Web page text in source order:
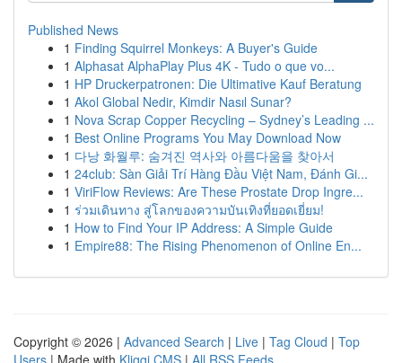
Published News
1 Finding Squirrel Monkeys: A Buyer's Guide
1 Alphasat AlphaPlay Plus 4K - Tudo o que vo...
1 HP Druckerpatronen: Die Ultimative Kauf Beratung
1 Akol Global Nedir, Kimdir Nasıl Sunar?
1 Nova Scrap Copper Recycling – Sydney’s Leading ...
1 Best Online Programs You May Download Now
1 다낭 화월루: 숨겨진 역사와 아름다움을 찾아서
1 24club: Sàn Giải Trí Hàng Đầu Việt Nam, Đánh Gi...
1 ViriFlow Reviews: Are These Prostate Drop Ingre...
1 ร่วมเดินทาง สู่โลกของความบันเทิงที่ยอดเยี่ยม!
1 How to Find Your IP Address: A Simple Guide
1 Empire88: The Rising Phenomenon of Online En...
Copyright © 2026 | Advanced Search | Live | Tag Cloud | Top
Users | Made with Kliqqi CMS | All RSS Feeds